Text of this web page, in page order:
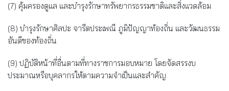
(7) คุ้มครองดูแล และบำรุงรักษาทรัพยากรธรรมชาติและสิ่งแวดล้อม
(8) บำรุงรักษาศิลปะ จารีตประเพณี ภูมิปัญญาท้องถิ่น และวัฒนธรรม
อันดีของท้องถิ่น
(9) ปฏิบัติหน้าที่อื่นตามที่ทางราชการมอบหมาย โดยจัดสรรงบ
ประมาณหรือบุคลากรให้ตามความจำเป็นและสำคัญ